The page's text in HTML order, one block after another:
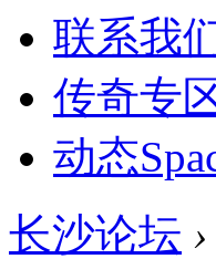
联系我
传奇专
动态
长沙论坛 ›